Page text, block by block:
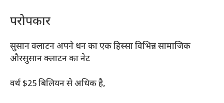
परोपकार
सुसान क्लाटन अपने धन का एक हिस्सा विभिन्न सामाजिक
औरसुसान क्लाटन का नेट
वर्थ $25 बिलियन से अधिक है,